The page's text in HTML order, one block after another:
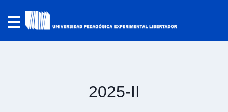
2025-II